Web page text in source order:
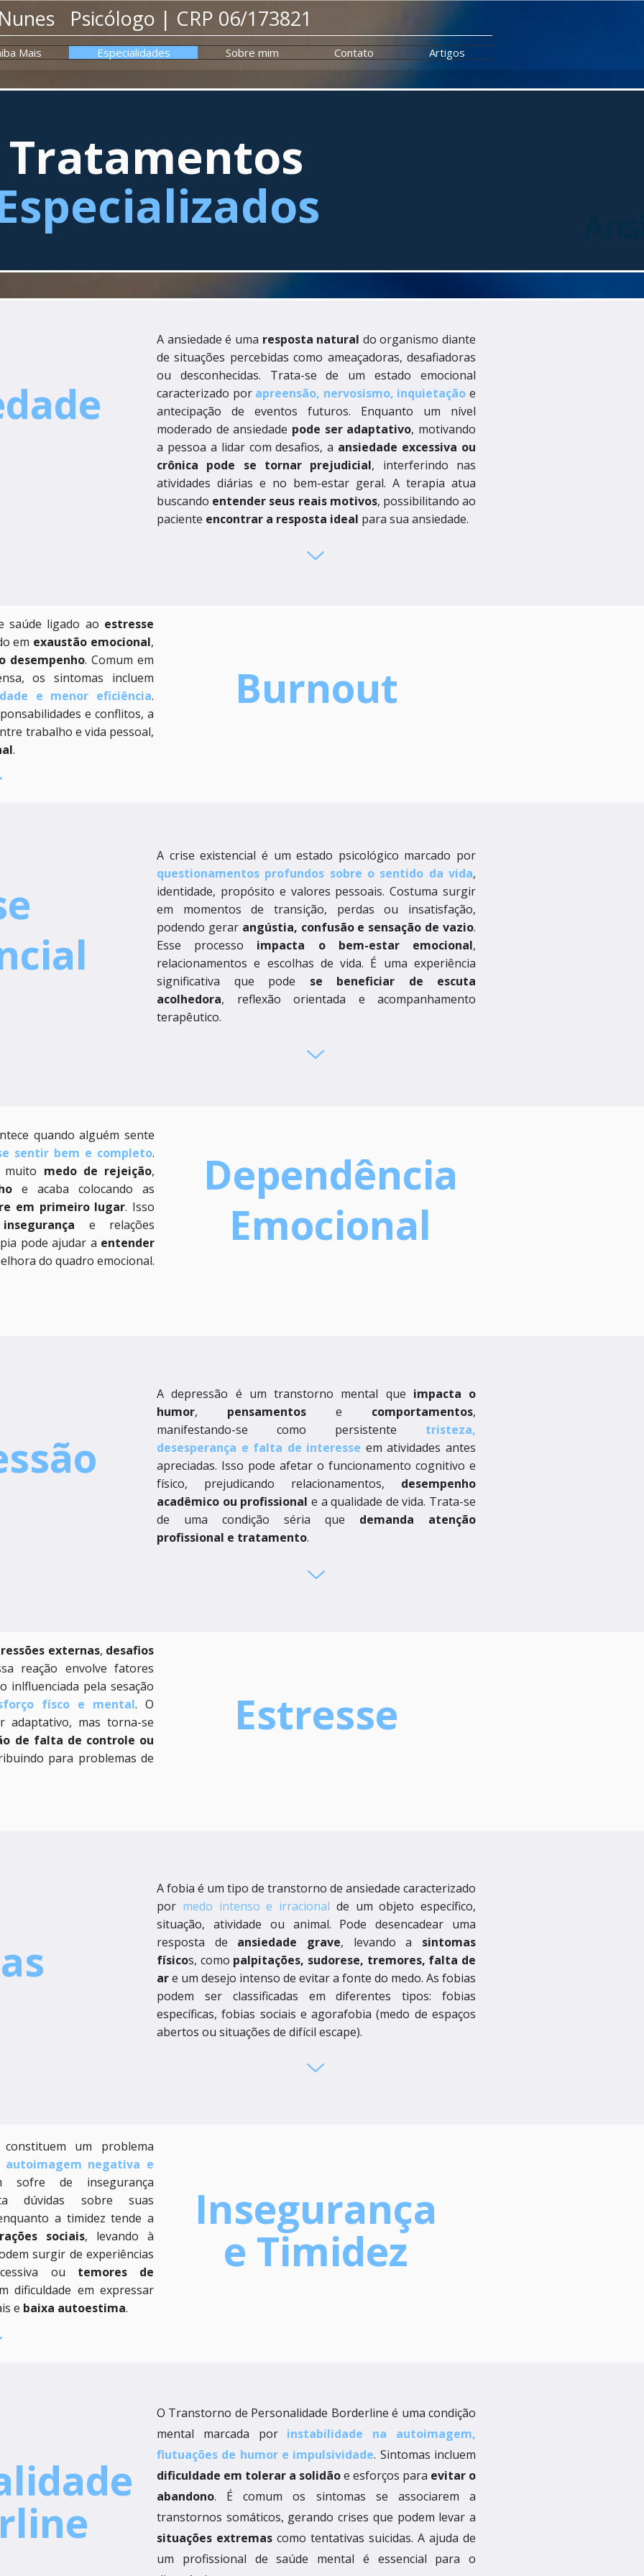
Psicólogo | CRP 06/173821
Mais Especialidades Sobre mim Contato Artigos
Tratamentos
A ansiedade é uma resposta natural do organismo diante
de situações percebidas como ameaçadoras, desafiadoras
ou desconhecidas. Trata-se de um estado emocional
caracterizado por apreensão, nervosismo, inquietação e
antecipação de eventos futuros. Enquanto um nível
moderado de ansiedade pode ser adaptativo, motivando
a pessoa a lidar com desafios, a ansiedade excessiva ou
crônica pode se tornar prejudicial, interferindo nas
atividades diárias e no bem-estar geral. A terapia atua
buscando entender seus reais motivos, possibilitando ao
paciente encontrar a resposta ideal para sua ansiedade.
saúde ligado ao estresse
em exaustão emocional,
desempenho. Comum em
os sintomas incluem
e menor eficiência.
e conflitos, a
trabalho e vida pessoal,
.
Burnout
A crise existencial é um estado psicológico marcado por
questionamentos profundos sobre o sentido da vida,
identidade, propósito e valores pessoais. Costuma surgir
em momentos de transição, perdas ou insatisfação,
podendo gerar angústia, confusão e sensação de vazio.
Esse processo impacta o bem-estar emocional,
relacionamentos e escolhas de vida. É uma experiência
significativa que pode se beneficiar de escuta
acolhedora, reflexão orientada e acompanhamento
terapêutico.
A depressão é um transtorno mental que impacta o
humor, pensamentos e comportamentos,
manifestando-se como persistente tristeza,
desesperança e falta de interesse em atividades antes
apreciadas. Isso pode afetar o funcionamento cognitivo e
físico, prejudicando relacionamentos, desempenho
acadêmico ou profissional e a qualidade de vida. Trata-se
de uma condição séria que demanda atenção
profissional e tratamento.
externas, desafios
reação envolve fatores
inlfluenciada pela sesação
físco e mental. O
adaptativo, mas torna-se
de falta de controle ou
para problemas de
Estresse
quando alguém sente
sentir bem e completo.
muito medo de rejeição,
e acaba colocando as
em primeiro lugar. Isso
insegurança e relações
pode ajudar a entender
do quadro emocional.
Dependência
Emocional
A fobia é um tipo de transtorno de ansiedade caracterizado
por medo intenso e irracional de um objeto específico,
situação, atividade ou animal. Pode desencadear uma
resposta de ansiedade grave, levando a sintomas
físicos, como palpitações, sudorese, tremores, falta de
are um desejo intenso de evitar a fonte do medo. As fobias
podem ser classificadas em diferentes tipos: fobias
específicas, fobias sociais e agorafobia (medo de espaços
abertos ou situações de difícil escape).
um problema
autoimagem negativa e
sofre de insegurança
dúvidas sobre suas
a timidez tende a
sociais, levando à
surgir de experiências
ou temores de
dificuldade em expressar
e baixa autoestima.
Insegurança
e Timidez
O Transtorno de Personalidade Borderline é uma condição
mental marcada por instabilidade na autoimagem,
flutuações de humor e impulsividade. Sintomas incluem
dificuldade em tolerar a solidãoe esforços para evitar o
abandono. É comum os sintomas se associarem a
transtornos somáticos, gerando crises que podem levar a
situações extremas como tentativas suicidas. A ajuda de
um profissional de saúde mental é essencial para o